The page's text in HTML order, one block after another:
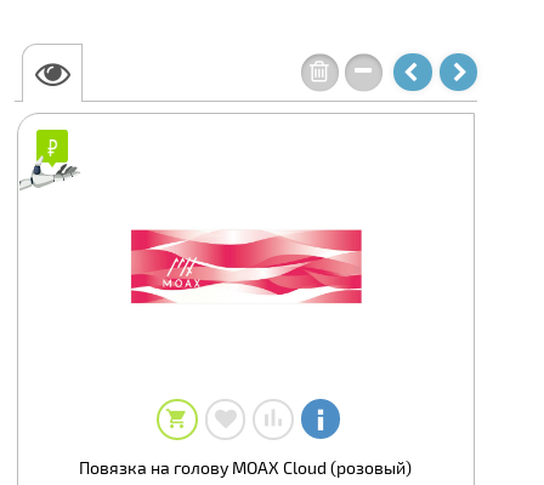
₽₽
Повязка на голову MOAX Cloud (розовый)